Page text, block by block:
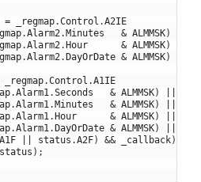
= _regmap.Control .A2IE
.Alarm2 .Minutes & ALMMSK)
.Alarm2 .Hour & ALMMSK)
.Alarm2 .DayOrDate & ALMMSK)
_regmap.Control .A1IE
.Alarm1 .Seconds & ALMMSK)
.Alarm1 .Minutes & ALMMSK)
.Alarm1 .Hour & ALMMSK)
.Alarm1 .DayOrDate & ALMMSK)
A1F status .A2F) && _callback)
status ) ;